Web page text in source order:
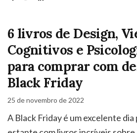
6 livros de Design,
Cognitivos e
para comprar com
Black Friday
25 de novembro de 2022
A Black Friday é um excelente